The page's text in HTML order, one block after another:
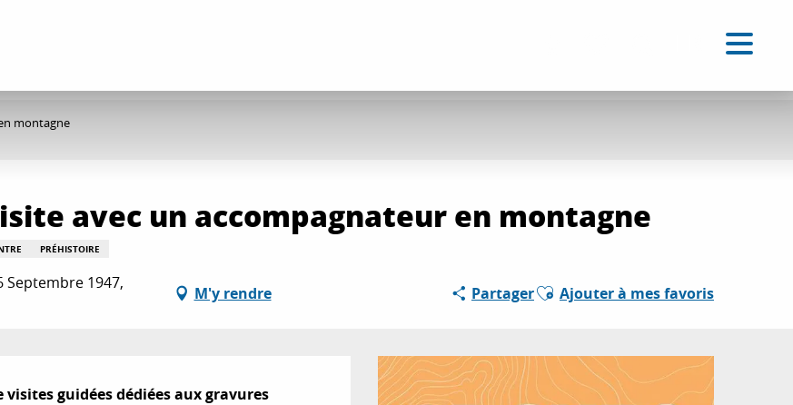
montagne
avec un accompagnateur en montagne
PRÉHISTOIRE
Septembre 1947,
M'y rendre PartagerAjouter aux favoris
Ajouter à mes favoris
guidées dédiées aux gravures